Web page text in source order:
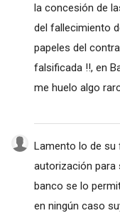
la concesión de
del fallecimiento
papeles del
falsificada !!, en
me huelo algo
Lamento lo de su
autorización para
banco se lo
en ningún caso